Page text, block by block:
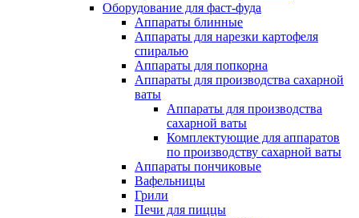
Оборудование для фаст-фуда
Аппараты блинные
Аппараты для нарезки картофеля
спиралью
Аппараты для попкорна
Аппараты для производства сахарной
ваты
Аппараты для производства
сахарной ваты
Комплектующие для аппаратов
по производству сахарной ваты
Аппараты пончиковые
Вафельницы
Грили
Печи для пиццы